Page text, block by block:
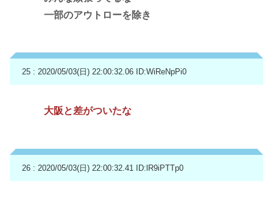
一部のアウトローを除き
25 : 2020/05/03(日) 22:00:32.06 ID:WiReNpPi0
大阪と差がついたな
26 : 2020/05/03(日) 22:00:32.41 ID:lR9iPTTp0